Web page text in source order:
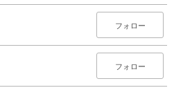
カート
試し読み
フォロー
フォロー